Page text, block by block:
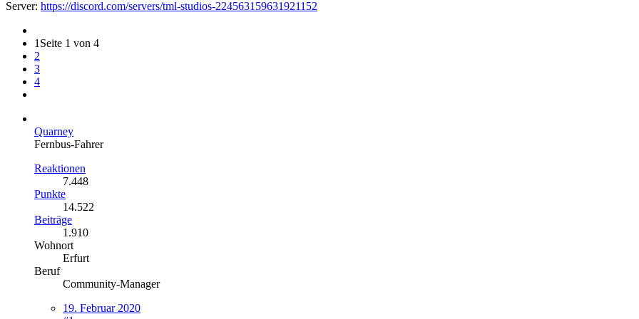
Server: https://discord.com/servers/tml-studios-224563159631921152
1 Seite 1 von 4
2
3
4
Quarney
Fernbus-Fahrer
Reaktionen
7.448
Punkte
14.522
Beiträge
1.910
Wohnort
Erfurt
Beruf
Community-Manager
19. Februar 2020